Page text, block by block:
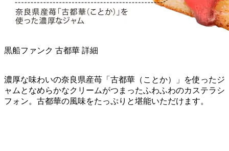
黒船ファンク 古都華 詳細
濃厚な味わいの奈良県産苺「古都華（ことか）」を使ったジ
ャムとなめらかなクリームがつまったふわふわのカステラシ
フォン。古都華の風味をたっぷりと堪能いただけます。